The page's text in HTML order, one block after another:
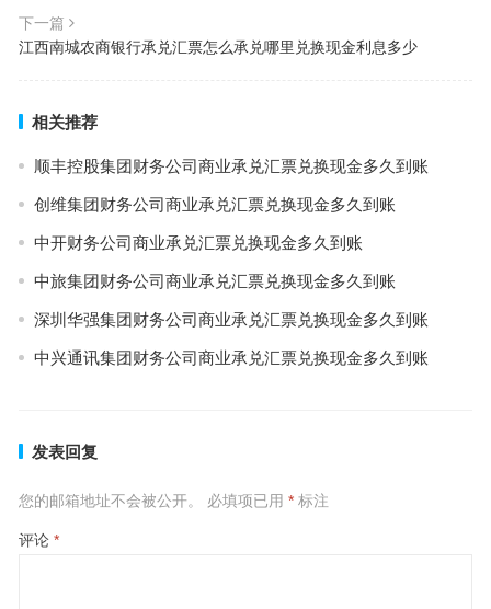
下一篇
江西南城农商银行承兑汇票怎么承兑哪里兑换现金利息多少
相关推荐
顺丰控股集团财务公司商业承兑汇票兑换现金多久到账
创维集团财务公司商业承兑汇票兑换现金多久到账
中开财务公司商业承兑汇票兑换现金多久到账
中旅集团财务公司商业承兑汇票兑换现金多久到账
深圳华强集团财务公司商业承兑汇票兑换现金多久到账
中兴通讯集团财务公司商业承兑汇票兑换现金多久到账
发表回复
您的邮箱地址不会被公开。 必填项已用 *标注
评论 *